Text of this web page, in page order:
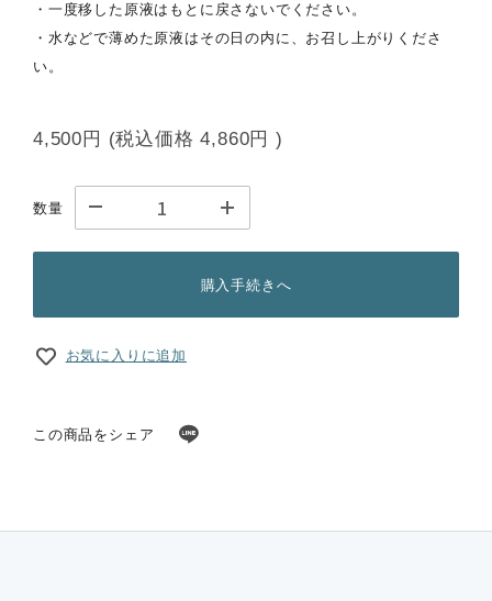
・一度移した原液はもとに戻さないでください。
・水などで薄めた原液はその日の内に、お召し上がりくださ
い。
4,500円 (税込価格4,860円 )
数量
購入手続きへ
お気に入りに追加
この商品をシェア